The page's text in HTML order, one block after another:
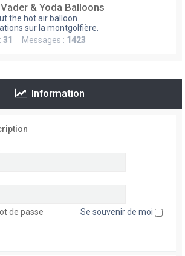
& Yoda Balloons
the hot air balloon.
sur la montgolfière.
31 Messages : 1423
Information
de passe Se souvenir de moi